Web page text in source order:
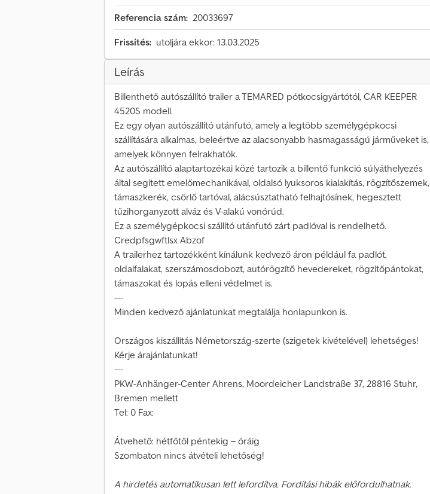
Referencia szám: 20033697
Frissítés: utoljára ekkor: 13.03.2025
Leírás
Billenthető autószállító trailer a TEMARED pótkocsigyártótól, CAR KEEPER
4520S modell.
Ez egy olyan autószállító utánfutó, amely a legtöbb személygépkocsi
szállítására alkalmas, beleértve az alacsonyabb hasmagasságú járműveket is,
amelyek könnyen felrakhatók.
Az autószállító alaptartozékai közé tartozik a billentő funkció súlyáthelyezés
által segített emelőmechanikával, oldalsó lyuksoros kialakítás, rögzítőszemek,
támaszkerék, csörlő tartóval, alácsúsztatható felhajtósínek, hegesztett
tűzihorganyzott alváz és V-alakú vonórúd.
Ez a személygépkocsi szállító utánfutó zárt padlóval is rendelhető.
Credpfsgwftlsx Abzof
A trailerhez tartozékként kínálunk kedvező áron például fa padlót,
oldalfalakat, szerszámosdobozt, autórögzítő hevedereket, rögzítőpántokat,
támaszokat és lopás elleni védelmet is.
---
Minden kedvező ajánlatunkat megtalálja honlapunkon is.
Országos kiszállítás Németország-szerte (szigetek kivételével) lehetséges!
Kérje árajánlatunkat!
---
PKW-Anhänger-Center Ahrens, Moordeicher Landstraße 37, 28816 Stuhr,
Bremen mellett
Tel: 0 Fax:
Átvehető: hétfőtől péntekig – óráig
Szombaton nincs átvételi lehetőség!
A hirdetés automatikusan lett lefordítva. Fordítási hibák előfordulhatnak.